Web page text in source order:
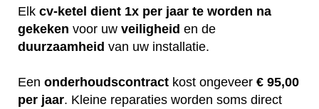
Elk cv-ketel dient 1x per jaar te worden na
gekeken voor uw veiligheid en de
duurzaamheid van uw installatie.
Een onderhoudscontract kost ongeveer € 95,00
per jaar. Kleine reparaties worden soms direct